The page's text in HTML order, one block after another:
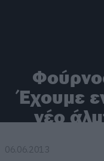
Έχουμε
νέο
06.06.2013